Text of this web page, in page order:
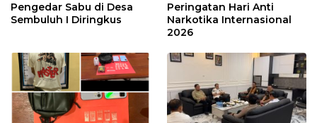
Pengedar Sabu di Desa
Sembuluh I Diringkus
Peringatan Hari Anti
Narkotika Internasional
2026